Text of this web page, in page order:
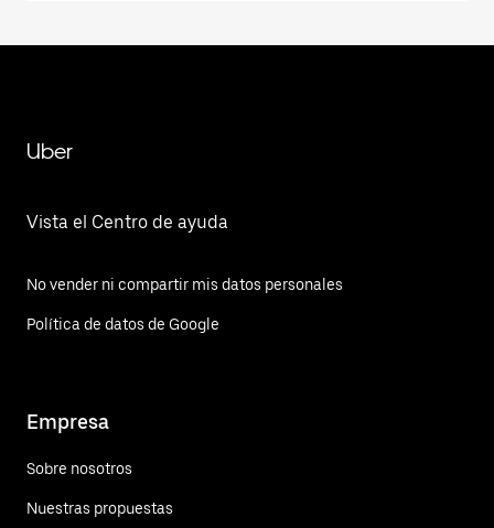
Uber
Vista el Centro de ayuda
No vender ni compartir mis datos personales
Política de datos de Google
Empresa
Sobre nosotros
Nuestras propuestas